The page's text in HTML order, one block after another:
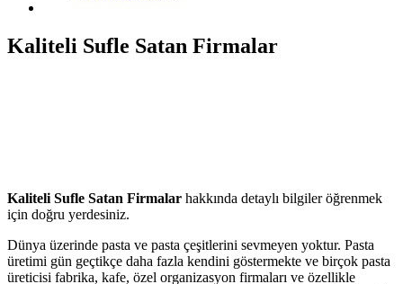
Kaliteli Sufle Satan Firmalar
Kaliteli Sufle Satan Firmalar hakkında detaylı bilgiler öğrenmek
için doğru yerdesiniz.
Dünya üzerinde pasta ve pasta çeşitlerini sevmeyen yoktur. Pasta
üretimi gün geçtikçe daha fazla kendini göstermekte ve birçok pasta
üreticisi fabrika, kafe, özel organizasyon firmaları ve özellikle